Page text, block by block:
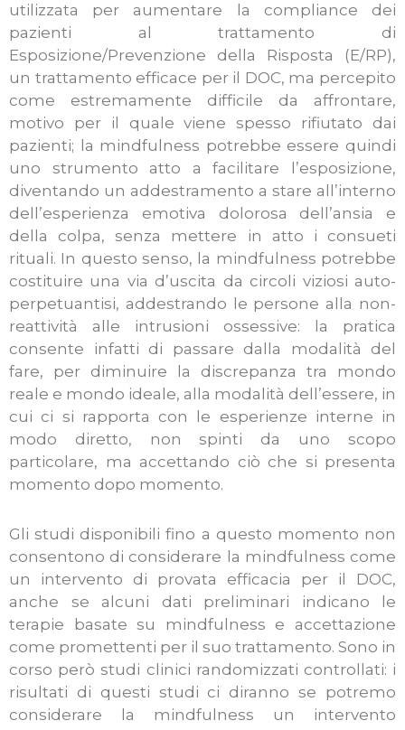
utilizzata per aumentare la compliance dei
pazienti al trattamento di
Esposizione/Prevenzione della Risposta (E/RP),
un trattamento efficace per il DOC, ma percepito
come estremamente difficile da affrontare,
motivo per il quale viene spesso rifiutato dai
pazienti; la mindfulness potrebbe essere quindi
uno strumento atto a facilitare l’esposizione,
diventando un addestramento a stare all’interno
dell’esperienza emotiva dolorosa dell’ansia e
della colpa, senza mettere in atto i consueti
rituali. In questo senso, la mindfulness potrebbe
costituire una via d’uscita da circoli viziosi auto-
perpetuantisi, addestrando le persone alla non-
reattività alle intrusioni ossessive: la pratica
consente infatti di passare dalla modalità del
fare, per diminuire la discrepanza tra mondo
reale e mondo ideale, alla modalità dell’essere, in
cui ci si rapporta con le esperienze interne in
modo diretto, non spinti da uno scopo
particolare, ma accettando ciò che si presenta
momento dopo momento.
Gli studi disponibili fino a questo momento non
consentono di considerare la mindfulness come
un intervento di provata efficacia per il DOC,
anche se alcuni dati preliminari indicano le
terapie basate su mindfulness e accettazione
come promettenti per il suo trattamento. Sono in
corso però studi clinici randomizzati controllati: i
risultati di questi studi ci diranno se potremo
considerare la mindfulness un intervento